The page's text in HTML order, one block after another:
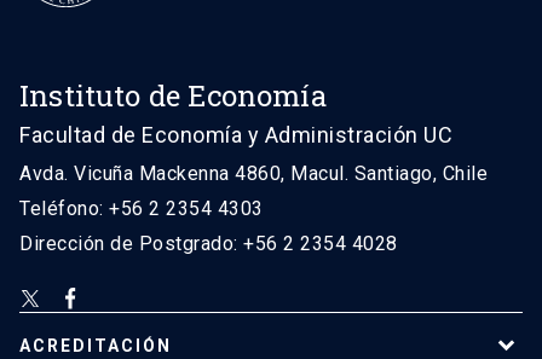
Instituto de Economía
Facultad de Economía y Administración UC
Avda. Vicuña Mackenna 4860, Macul. Santiago, Chile
Teléfono: +56 2 2354 4303
Dirección de Postgrado: +56 2 2354 4028
ACREDITACIÓN